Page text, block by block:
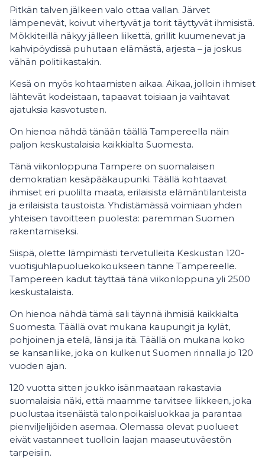
Pitkän talven jälkeen valo ottaa vallan. Järvet
lämpenevät, koivut vihertyvät ja torit täyttyvät ihmisistä.
Mökkiteillä näkyy jälleen liikettä, grillit kuumenevat ja
kahvipöydissä puhutaan elämästä, arjesta – ja joskus
vähän politiikastakin.
Kesä on myös kohtaamisten aikaa. Aikaa, jolloin ihmiset
lähtevät kodeistaan, tapaavat toisiaan ja vaihtavat
ajatuksia kasvotusten.
On hienoa nähdä tänään täällä Tampereella näin
paljon keskustalaisia kaikkialta Suomesta.
Tänä viikonloppuna Tampere on suomalaisen
demokratian kesäpääkaupunki. Täällä kohtaavat
ihmiset eri puolilta maata, erilaisista elämäntilanteista
ja erilaisista taustoista. Yhdistämässä voimiaan yhden
yhteisen tavoitteen puolesta: paremman Suomen
rakentamiseksi.
Siispä, olette lämpimästi tervetulleita Keskustan 120-
vuotisjuhlapuoluekokoukseen tänne Tampereelle.
Tampereen kadut täyttää tänä viikonloppuna yli 2500
keskustalaista.
On hienoa nähdä tämä sali täynnä ihmisiä kaikkialta
Suomesta. Täällä ovat mukana kaupungit ja kylät,
pohjoinen ja etelä, länsi ja itä. Täällä on mukana koko
se kansanliike, joka on kulkenut Suomen rinnalla jo 120
vuoden ajan.
120 vuotta sitten joukko isänmaataan rakastavia
suomalaisia näki, että maamme tarvitsee liikkeen, joka
puolustaa itsenäistä talonpoikaisluokkaa ja parantaa
pienviljelijöiden asemaa. Olemassa olevat puolueet
eivät vastanneet tuolloin laajan maaseutuväestön
tarpeisiin.